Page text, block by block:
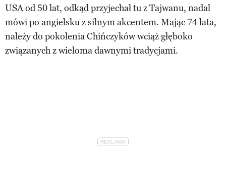
USA od 50 lat, odkąd przyjechał tu z Tajwanu, nadal
mówi po angielsku z silnym akcentem. Mając 74 lata,
należy do pokolenia Chińczyków wciąż głęboko
związanych z wieloma dawnymi tradycjami.